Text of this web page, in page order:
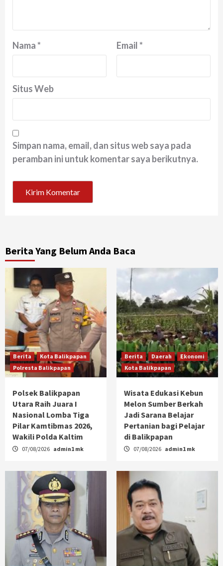
Nama* Email*
Situs Web
Simpan nama, email, dan situs web saya pada
peramban ini untuk komentar saya berikutnya.
Berita Yang Belum Anda Baca
Berita
Kota Balikpapan
Polresta Balikpapan
Polsek Balikpapan
Utara Raih Juara I
Nasional Lomba Tiga
Pilar Kamtibmas 2026,
Wakili Polda Kaltim
07/08/2026 admin1 mk
Berita Daerah
Ekonomi
Kota Balikpapan
Wisata Edukasi Kebun
Melon Sumber Berkah
Jadi Sarana Belajar
Pertanian bagi Pelajar
di Balikpapan
07/08/2026 admin1 mk